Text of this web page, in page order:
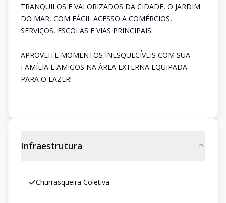
TRANQUILOS E VALORIZADOS DA CIDADE, O JARDIM
DO MAR, COM FÁCIL ACESSO A COMÉRCIOS,
SERVIÇOS, ESCOLAS E VIAS PRINCIPAIS.
APROVEITE MOMENTOS INESQUECÍVEIS COM SUA
FAMÍLIA E AMIGOS NA ÁREA EXTERNA EQUIPADA
PARA O LAZER!
Infraestrutura
Churrasqueira Coletiva